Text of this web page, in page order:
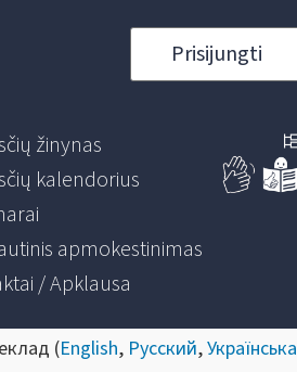
Prisijungti
žinynas
kalendorius
apmokestinimas
/ Apklausa
(English, Русский,Українська